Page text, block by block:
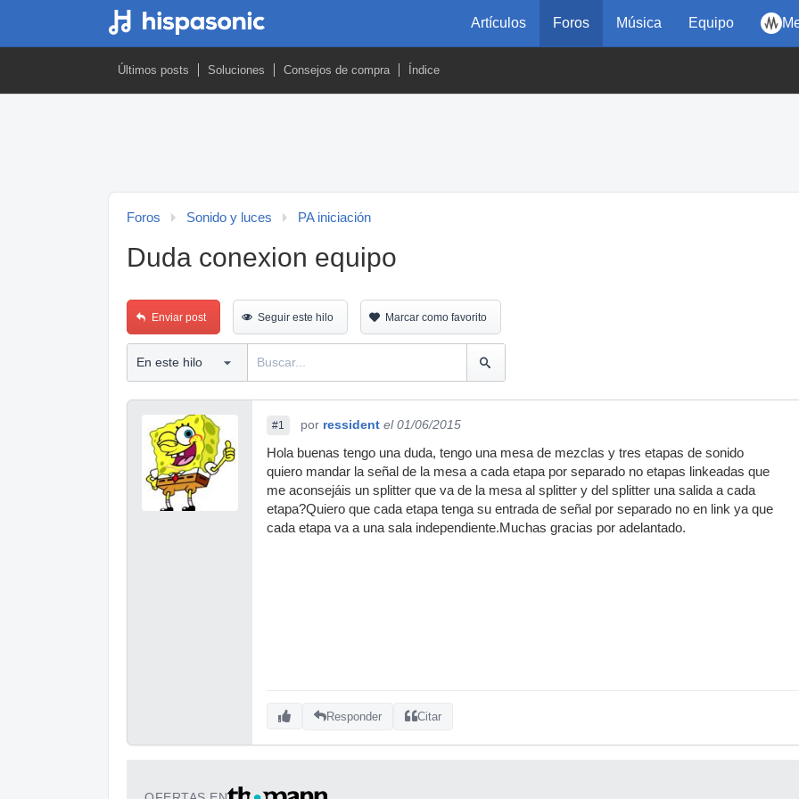
Artículos Foros Música Equipo
Últimos posts Soluciones Consejos de compra Índice
Foros Sonido y luces PA iniciación
Duda conexion equipo
Enviar post Seguir este hilo Marcar como favorito
#1 por ressident el 01/06/2015
Hola buenas tengo una duda, tengo una mesa de mezclas y tres etapas de sonido
quiero mandar la señal de la mesa a cada etapa por separado no etapas linkeadas que
me aconsejáis un splitter que va de la mesa al splitter y del splitter una salida a cada
etapa?Quiero que cada etapa tenga su entrada de señal por separado no en link ya que
cada etapa va a una sala independiente.Muchas gracias por adelantado.
Responder Citar